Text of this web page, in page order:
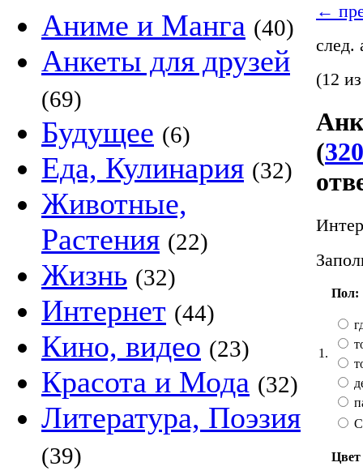
Аниме и Манга (40)
Анкеты для друзей
(69)
Будущее (6)
Еда, Кулинария (32)
Животные,
Растения (22)
Жизнь (32)
Интернет (44)
Кино, видео (23)
Красота и Мода (32)
Литература, Поэзия
(39)
←
след.
(12
(
1.
Пол:
Цвет